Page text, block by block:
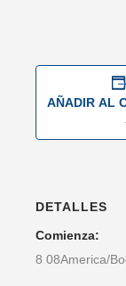
AÑADIR AL
DETALLES
Comienza:
8 08America/